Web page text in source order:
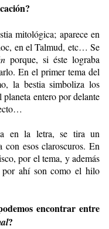
mitológica; aparece en
en el Talmud, etc… Se
porque, si éste lograba
En el primer tema del
la bestia simboliza los
planeta entero por delante
en la letra, se tira un
esos claroscuros. En
por el tema, y además
por ahí son como el hilo
encontrar entre
?